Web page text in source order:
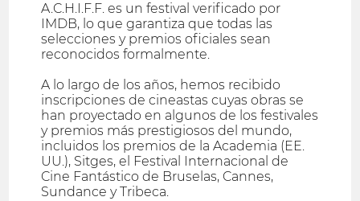
A.C.H.I.F.F. es un festival verificado por
IMDB, lo que garantiza que todas las
selecciones y premios oficiales sean
reconocidos formalmente.
A lo largo de los años, hemos recibido
inscripciones de cineastas cuyas obras se
han proyectado en algunos de los festivales
y premios más prestigiosos del mundo,
incluidos los premios de la Academia (EE.
UU.), Sitges, el Festival Internacional de
Cine Fantástico de Bruselas, Cannes,
Sundance y Tribeca.